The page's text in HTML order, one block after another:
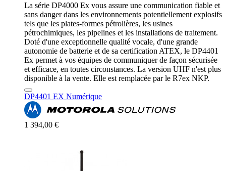
La série DP4000 Ex vous assure une communication fiable et
sans danger dans les environnements potentiellement explosifs
tels que les plates-formes pétrolières, les usines
pétrochimiques, les pipelines et les installations de traitement.
Doté d'une exceptionnelle qualité vocale, d'une grande
autonomie de batterie et de sa certification ATEX, le DP4401
Ex permet à vos équipes de communiquer de façon sécurisée
et efficace, en toutes circonstances. La version UHF n'est plus
disponible à la vente. Elle est remplacée par le R7ex NKP.
DP4401 EX Numérique
1 394,00 €